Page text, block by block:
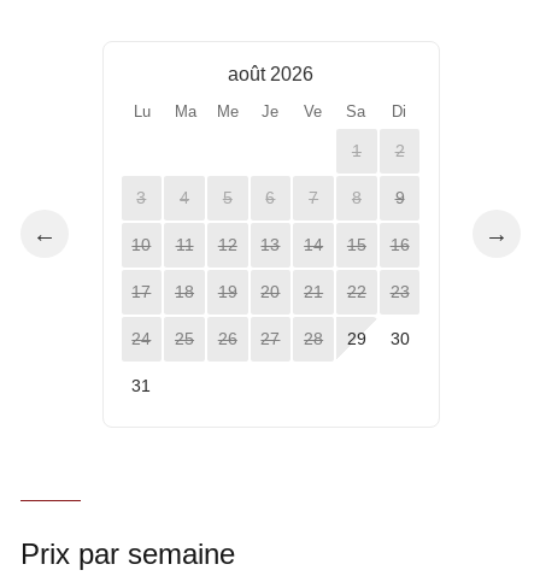
←
août 2026
Lu Ma Me Je Ve Sa Di
1 2
3 4 5 6 7 8 9
10 11 12 13 14 15 16
17 18 19 20 21 22 23
24 25 26 27 28 29 30
31
→
Prix par semaine